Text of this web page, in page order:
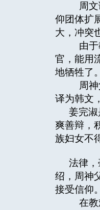
周文
仰团体扩
大，冲突
由于
官，能用
地牺牲了。
周神
译为韩文
姜完
爽善辩，
族妇女不
法律
绍，周神
接受信仰。
在教